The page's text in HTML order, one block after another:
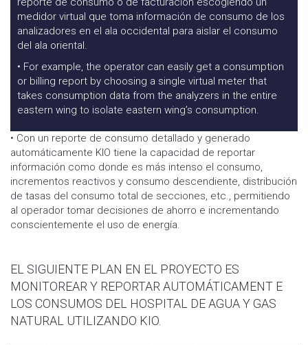
medidor virtual que toma información de consumo de los
analizadores en el ala occidental para aislar el consumo
del ala oriental.
• For example, the operator can easily get a consumption
or billing report by choosing a single virtual meter that
takes consumption data from the analyzers in the entire
eastern wing to isolate eastern wing’s consumption.
• Con un reporte de consumo detallado y generado
automáticamente KIO tiene la capacidad de reportar
información como donde es más intenso el consumo,
incrementos reactivos y consumo descendiente, distribución
de tasas del consumo total de secciones, etc., permitiendo
al operador tomar decisiones de ahorro e incrementando
conscientemente el uso de energía.
EL SIGUIENTE PLAN EN EL PROYECTO ES
MONITOREAR Y REPORTAR AUTOMÁTICAMENT E
LOS CONSUMOS DEL HOSPITAL DE AGUA Y GAS
NATURAL UTILIZANDO KIO.